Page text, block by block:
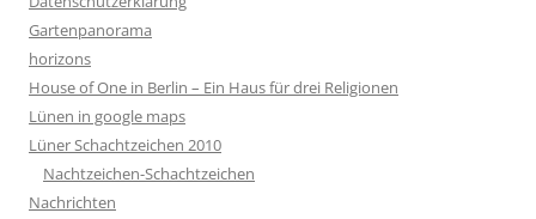
Gartenpanorama
horizons
House of One in Berlin – Ein Haus für drei Religionen
Lünen in google maps
Lüner Schachtzeichen 2010
Nachtzeichen-Schachtzeichen
Nachrichten